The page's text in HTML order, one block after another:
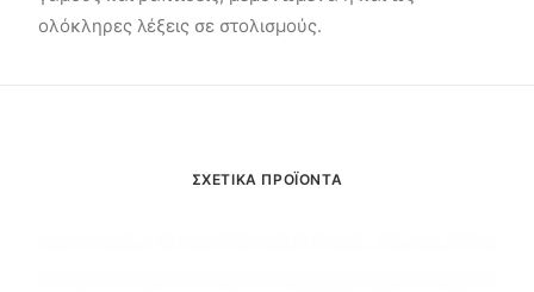
ολόκληρες λέξεις σε στολισμούς.
ΣΧΕΤΙΚΑ ΠΡΟΪΟΝΤΑ